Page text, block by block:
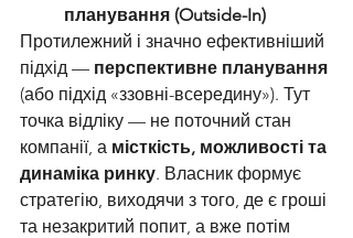
планування (Outside-In)
Протилежний і значно ефективніший
підхід — перспективне планування
(або підхід «ззовні-всередину»). Тут
точка відліку — не поточний стан
компанії, а місткість, можливості та
динаміка ринку. Власник формує
стратегію, виходячи з того, де є гроші
та незакритий попит, а вже потім